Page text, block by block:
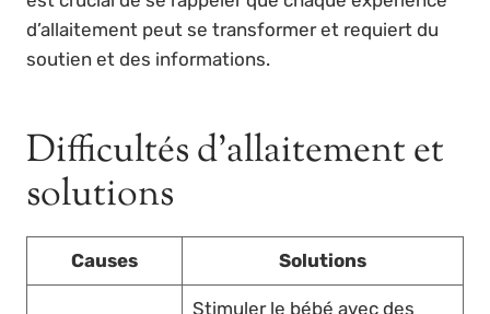
d’allaitement peut se transformer et requiert du
soutien et des informations.
Difficultés d’allaitement et
solutions
Causes Solutions
Stimuler le bébé avec des